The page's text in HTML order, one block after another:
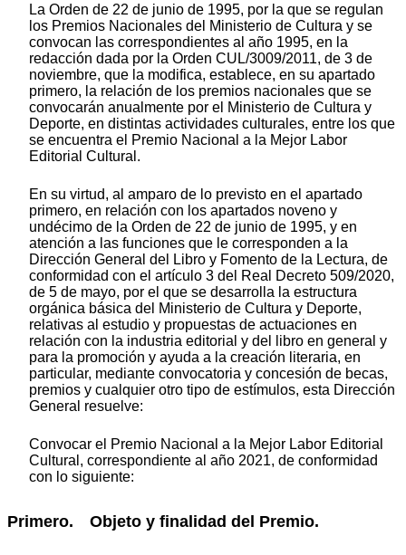
La Orden de 22 de junio de 1995, por la que se regulan
los Premios Nacionales del Ministerio de Cultura y se
convocan las correspondientes al año 1995, en la
redacción dada por la Orden CUL/3009/2011, de 3 de
noviembre, que la modifica, establece, en su apartado
primero, la relación de los premios nacionales que se
convocarán anualmente por el Ministerio de Cultura y
Deporte, en distintas actividades culturales, entre los que
se encuentra el Premio Nacional a la Mejor Labor
Editorial Cultural.
En su virtud, al amparo de lo previsto en el apartado
primero, en relación con los apartados noveno y
undécimo de la Orden de 22 de junio de 1995, y en
atención a las funciones que le corresponden a la
Dirección General del Libro y Fomento de la Lectura, de
conformidad con el artículo 3 del Real Decreto 509/2020,
de 5 de mayo, por el que se desarrolla la estructura
orgánica básica del Ministerio de Cultura y Deporte,
relativas al estudio y propuestas de actuaciones en
relación con la industria editorial y del libro en general y
para la promoción y ayuda a la creación literaria, en
particular, mediante convocatoria y concesión de becas,
premios y cualquier otro tipo de estímulos, esta Dirección
General resuelve:
Convocar el Premio Nacional a la Mejor Labor Editorial
Cultural, correspondiente al año 2021, de conformidad
con lo siguiente:
Primero. Objeto y finalidad del Premio.